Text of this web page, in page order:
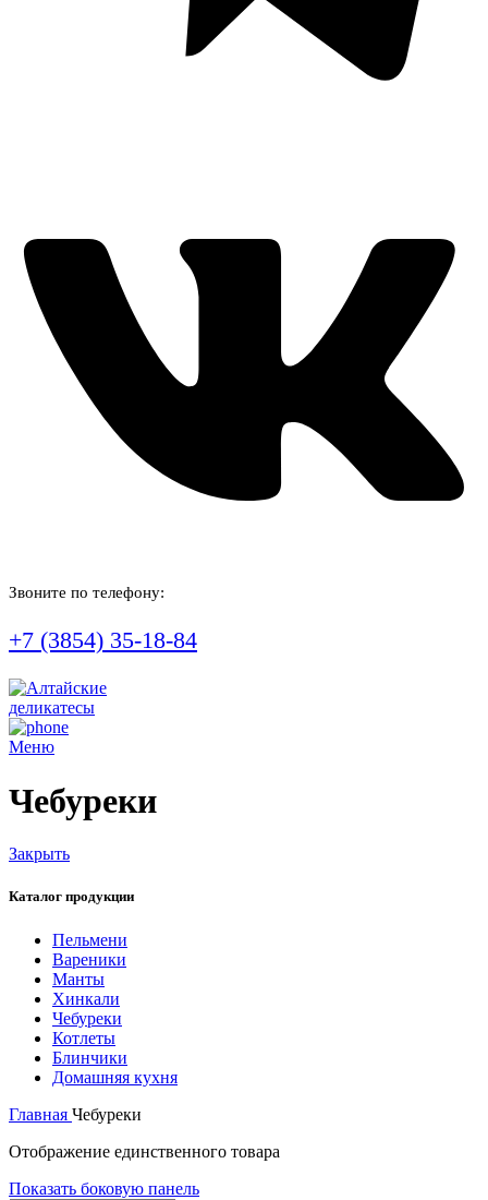
Звоните по телефону:
+7 (3854) 35-18-84
Меню
Чебуреки
Закрыть
Каталог продукции
Пельмени
Вареники
Манты
Хинкали
Чебуреки
Котлеты
Блинчики
Домашняя кухня
Главная Чебуреки
Отображение единственного товара
Показать боковую панель